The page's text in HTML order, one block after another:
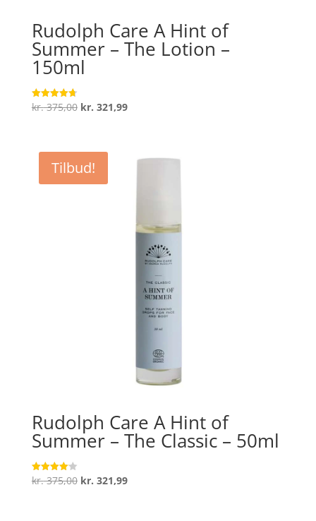
Rudolph Care A Hint of
Summer – The Lotion –
150ml
Vurderet
4.7
kr.375,00 Den
var:
kr. 375,00.
kr. 321,99Den
Tilbud!
Rudolph Care A Hint of
Summer – The Classic – 50ml
Vurderet
4.1
kr.375,00 Den
kr. 321,99Den